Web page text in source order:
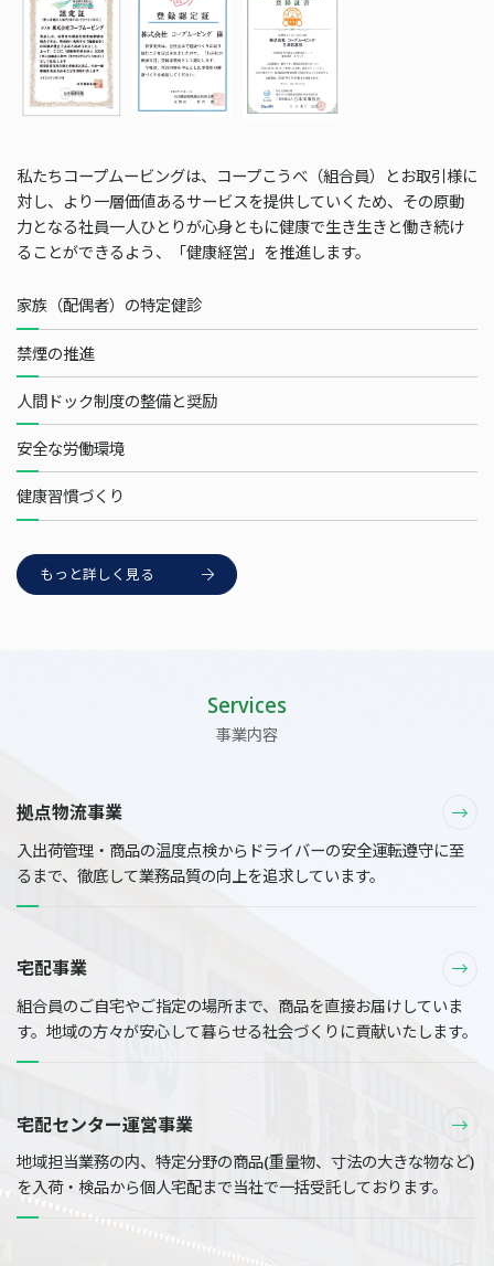
私たちコープムービングは、コープこうべ（組合員）とお取引様に
対し、より一層価値あるサービスを提供していくため、その原動
力となる社員一人ひとりが心身ともに健康で生き生きと働き続け
ることができるよう、「健康経営」を推進します。
家族（配偶者）の特定健診
禁煙の推進
人間ドック制度の整備と奨励
安全な労働環境
健康習慣づくり
もっと詳しく見る
Services
事業内容
拠点物流事業
入出荷管理・商品の温度点検からドライバーの安全運転遵守に至
るまで、徹底して業務品質の向上を追求しています。
宅配事業
組合員のご自宅やご指定の場所まで、商品を直接お届けしていま
す。地域の方々が安心して暮らせる社会づくりに貢献いたします。
宅配センター運営事業
地域担当業務の内、特定分野の商品(重量物、寸法の大きな物など)
を入荷・検品から個人宅配まで当社で一括受託しております。